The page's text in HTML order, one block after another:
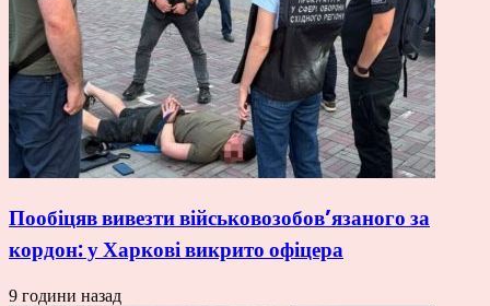
Пообіцяв вивезти військовозобов’язаного за
кордон: у Харкові викрито офіцера
9 години назад